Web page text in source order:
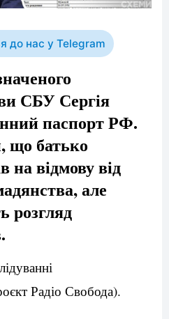
до нас у Telegram
СБУ Сергія
паспорт РФ.
що батько
відмову від
але
розгляд
Радіо Свобода).